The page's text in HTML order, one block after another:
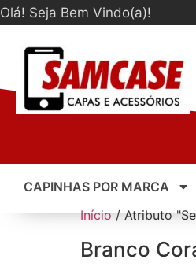
Olá! Seja Bem Vindo(a)!
CAPINHAS POR MARCA
Início/ Atributo
Branco